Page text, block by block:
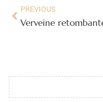
PREVIOUS